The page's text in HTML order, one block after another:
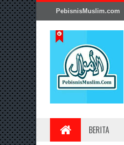
PebisnisMuslim.com
BERITA